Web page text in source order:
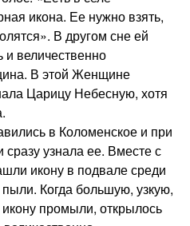
икона. Ее нужно взять,
В другом сне ей
и величественно
В этой Женщине
Царицу Небесную, хотя
в Коломенское и при
узнала ее. Вместе с
икону в подвале среди
Когда большую, узкую,
промыли, открылось